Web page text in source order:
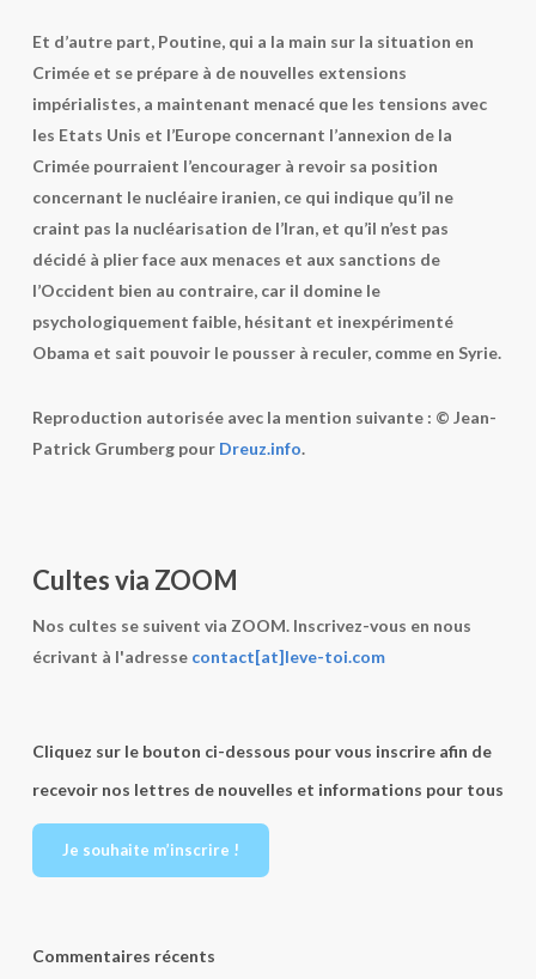
Et d’autre part, Poutine, qui a la main sur la situation en
Crimée et se prépare à de nouvelles extensions
impérialistes, a maintenant menacé que les tensions avec
les Etats Unis et l’Europe concernant l’annexion de la
Crimée pourraient l’encourager à revoir sa position
concernant le nucléaire iranien, ce qui indique qu’il ne
craint pas la nucléarisation de l’Iran, et qu’il n’est pas
décidé à plier face aux menaces et aux sanctions de
l’Occident bien au contraire, car il domine le
psychologiquement faible, hésitant et inexpérimenté
Obama et sait pouvoir le pousser à reculer, comme en Syrie.
Reproduction autorisée avec la mention suivante : © Jean-
Patrick Grumberg pour Dreuz.info.
Cultes via ZOOM
Nos cultes se suivent via ZOOM. Inscrivez-vous en nous
écrivant à l'adresse contact[at]leve-toi.com
Cliquez sur le bouton ci-dessous pour vous inscrire afin de
recevoir nos lettres de nouvelles et informations pour tous
Je souhaite m’inscrire !
Commentaires récents